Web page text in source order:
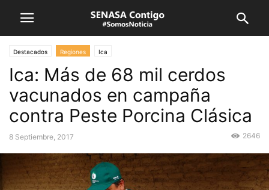
Destacados Regiones Ica
Ica: Más de 68 mil cerdos
vacunados en campaña
contra Peste Porcina Clásica
8 Septiembre, 2017 2646